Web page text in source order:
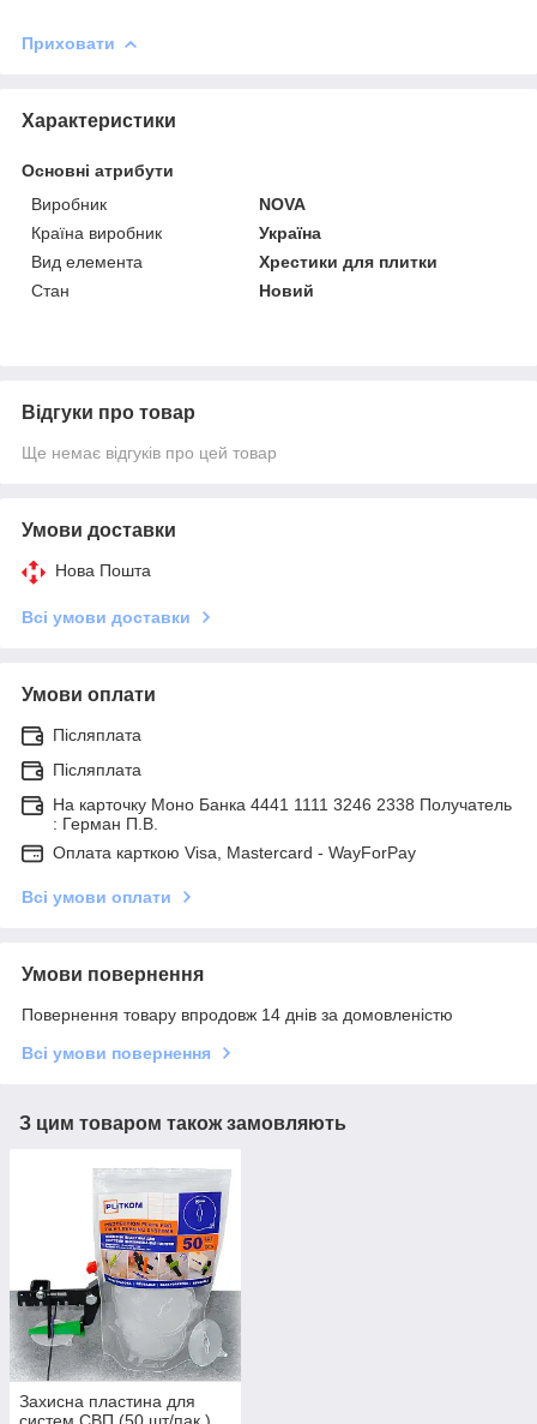
Приховати
Характеристики
Основні атрибути
Виробник
NOVA
Країна виробник
Україна
Вид елемента
Хрестики для плитки
Стан
Новий
Відгуки про товар
Ще немає відгуків про цей товар
Умови доставки
Нова Пошта
Всі умови доставки
Умови оплати
Післяплата
Післяплата
На карточку Моно Банка 4441 1111 3246 2338 Получатель
: Герман П.В.
Оплата карткою Visa, Mastercard - WayForPay
Всі умови оплати
Умови повернення
Повернення товару впродовж 14 днів за домовленістю
Всі умови повернення
З цим товаром також замовляють
Захисна пластина для
систем СВП (50 шт/пак.)